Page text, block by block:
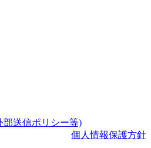
部送信ポリシー等)
個人情報保護方針